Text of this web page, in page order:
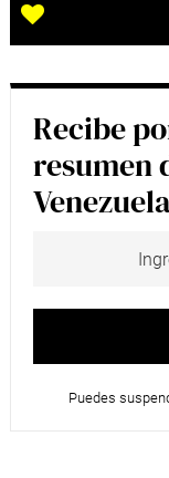
Recibe
resumen
Puedes